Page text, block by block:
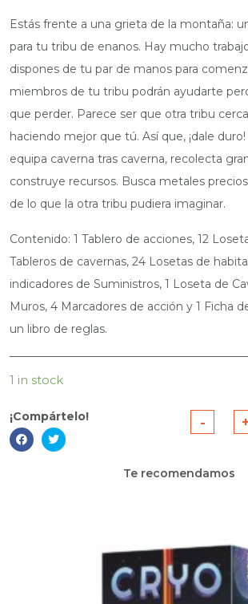
Estás frente a una grieta de la montaña:
para tu tribu de enanos. Hay mucho
dispones de tu par de manos para
miembros de tu tribu podrán ayudarte
que perder. Parece ser que otra tribu
haciendo mejor que tú. Así que, ¡dale
equipa caverna tras caverna, recolecta
construye recursos. Busca metales
de lo que la otra tribu pudiera imaginar.
Contenido: 1 Tablero de acciones, 12
Tableros de cavernas, 24 Losetas de
indicadores de Suministros, 1 Loseta de
Muros, 4 Marcadores de acción y 1 Ficha
un libro de reglas.
1 in stock
¡Compártelo! - +
Te recomendamos